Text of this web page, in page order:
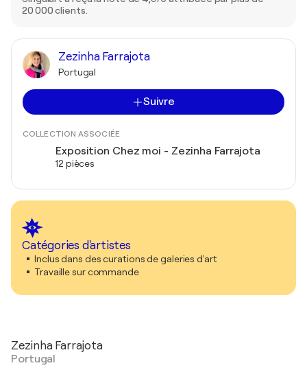
20 000 clients.
Zezinha Farrajota
Portugal
Suivre
COLLECTION ASSOCIÉE
Exposition Chez moi - Zezinha Farrajota
12 pièces
Catégories d'artistes
Inclus dans des curations de galeries d'art
Travaille sur commande
Zezinha Farrajota
Portugal